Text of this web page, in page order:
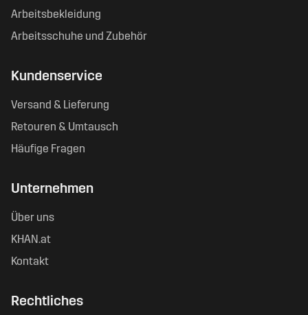
Arbeitsbekleidung
Arbeitsschuhe und Zubehör
Kundenservice
Versand & Lieferung
Retouren & Umtausch
Häufige Fragen
Unternehmen
Über uns
KHAN.at
Kontakt
Rechtliches